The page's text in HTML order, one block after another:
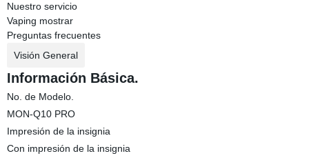
Nuestro servicio
Vaping mostrar
Preguntas frecuentes
Visión General
Información Básica.
No. de Modelo.
MON-Q10 PRO
Impresión de la insignia
Con impresión de la insignia